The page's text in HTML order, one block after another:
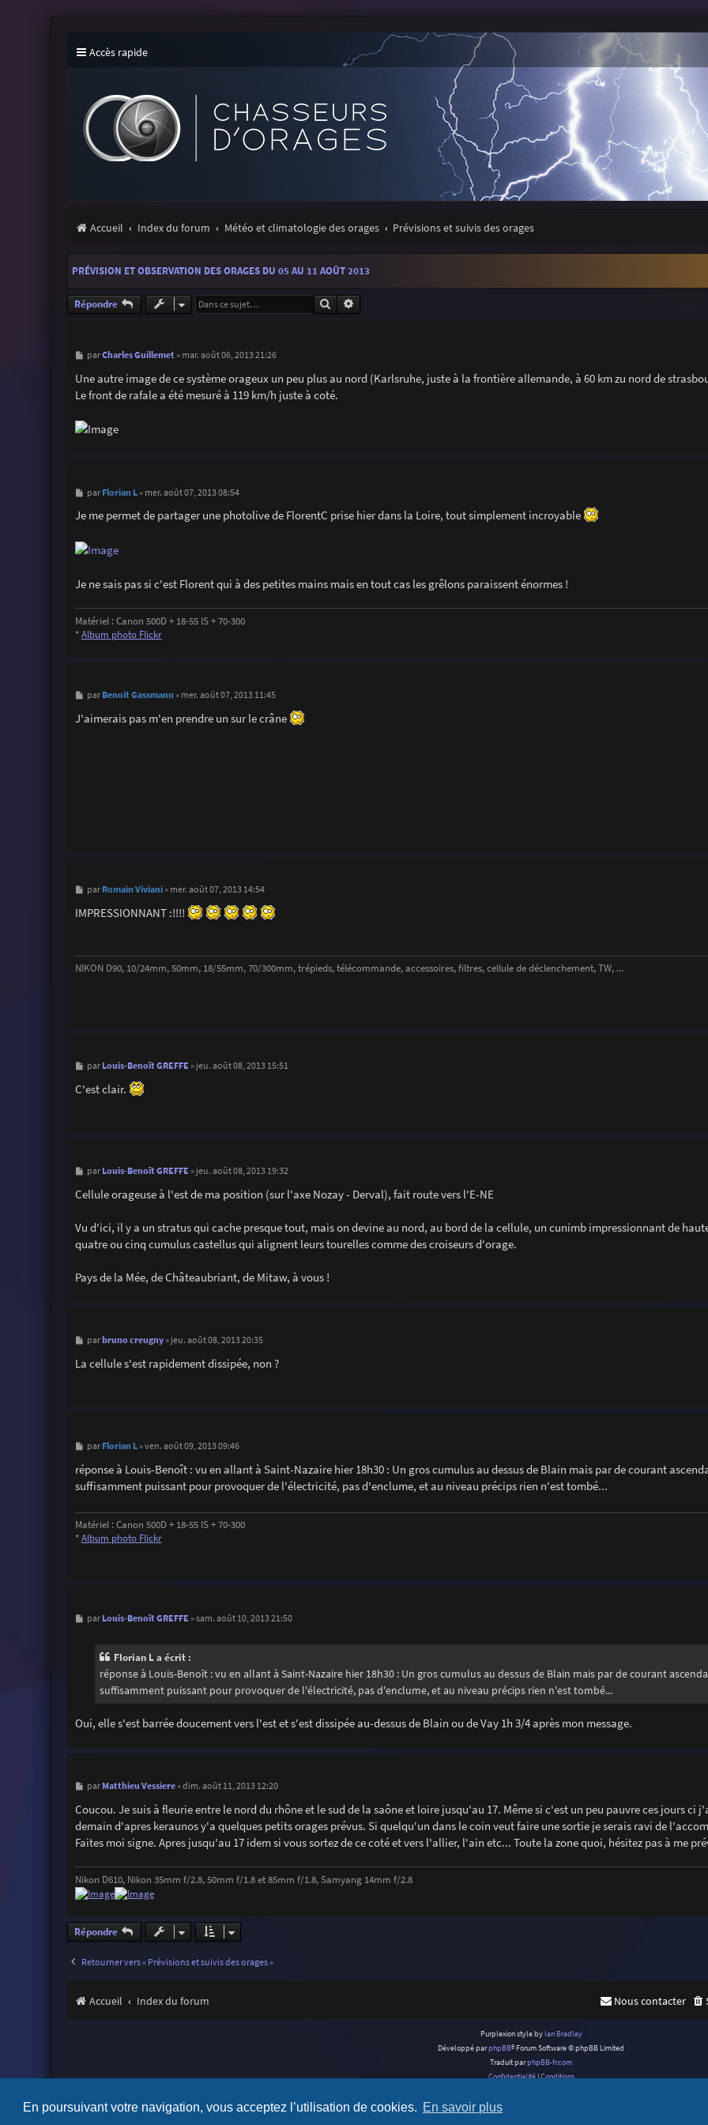
En poursuivant votre navigation, vous acceptez l’utilisation de cookies. En savoir plus
Accès rapide
Accueil Index du forum Météo et climatologie des orages Prévisions et suivis des orages
PRÉVISION ET OBSERVATION DES ORAGES DU 05 AU 11 AOÛT 2013
Répondre Rechercher
M
s
s
a
parCharles Guillemet» mar. août 06, 2013 21:26
Une autre image de ce système orageux un peu plus au nord (Karlsruhe, juste à la frontière allemande, à 60 km zu nord de
Le front de rafale a été mesuré à 119 km/h juste à coté.
M
s
s
g
e
par Florian L» mer. août 07, 2013 08:54
Je me permet de partager une photolive de FlorentC prise hier dans la Loire, tout simplement incroyable
Je ne sais pas si c'est Florent qui à des petites mains mais en tout cas les grêlons paraissent énormes !
Matériel : Canon 500D + 18-55 IS + 70-300
*Album photo Flickr
M
s
s
par Benoit Gassmann » mer. août 07, 2013 11:45
J'aimerais pas m'en prendre un sur le crâne
M
s
s
par Romain Viviani» mer. août 07, 2013 14:54
IMPRESSIONNANT :!!!!
NIKON D90, 10/24mm, 50mm, 18/55mm, 70/300mm, trépieds, télécommande, accessoires, filtres, cellule de déclenchement, TW, ...
M
s
s
par Louis-Benoît GREFFE » jeu. août 08, 2013 15:51
C'est clair.
M
s
s
e
par Louis-Benoît GREFFE » jeu. août 08, 2013 19:32
Cellule orageuse à l'est de ma position (sur l'axe Nozay - Derval), fait route vers l'E-NE
Vu d'ici, il y a un stratus qui cache presque tout, mais on devine au nord, au bord de la cellule, un cunimb impressionnant de
quatre ou cinq cumulus castellus qui alignent leurs tourelles comme des croiseurs d'orage.
Pays de la Mée, de Châteaubriant, de Mitaw, à vous !
M
s
s
parbruno creugny» jeu. août 08, 2013 20:35
La cellule s'est rapidement dissipée, non ?
M
s
s
a
par Florian L»ven. août 09, 2013 09:46
réponse à Louis-Benoît : vu en allant à Saint-Nazaire hier 18h30 : Un gros cumulus au dessus de Blain mais par de courant
suffisamment puissant pour provoquer de l'électricité, pas d'enclume, et au niveau précips rien n'est tombé...
Matériel : Canon 500D + 18-55 IS + 70-300
*Album photo Flickr
M
par Louis-Benoît GREFFE »sam. août 10, 2013 21:50
Florian L a écrit :
réponse à Louis-Benoît : vu en allant à Saint-Nazaire hier 18h30 : Un gros cumulus au dessus de Blain mais par de courant
suffisamment puissant pour provoquer de l'électricité, pas d'enclume, et au niveau précips rien n'est tombé...
Oui, elle s'est barrée doucement vers l'est et s'est dissipée au-dessus de Blain ou de Vay 1h 3/4 après mon message.
M
s
s
a
g
e
par Matthieu Vessiere»dim. août 11, 2013 12:20
Coucou. Je suis à fleurie entre le nord du rhône et le sud de la saône et loire jusqu'au 17. Même si c'est un peu pauvre ces jours ci
demain d'apres keraunos y'a quelques petits orages prévus. Si quelqu'un dans le coin veut faire une sortie je serais ravi de
Faites moi signe. Apres jusqu'au 17 idem si vous sortez de ce coté et vers l'allier, l'ain etc... Toute la zone quoi, hésitez pas à me
Nikon D610, Nikon 35mm f/2.8, 50mm f/1.8 et 85mm f/1.8, Samyang 14mm f/2.8
Répondre
Retourner vers « Prévisions et suivis des orages »
Accueil Index du forum Nous contacter
Purplexion style by Ian Bradley
Développé parphpBB® Forum Software © phpBB Limited
Traduit parphpBB-fr.com
Confidentialité|Conditions